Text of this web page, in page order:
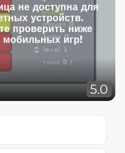
не доступна для
устройств.
проверить ниже
мобильных игр!
5.0